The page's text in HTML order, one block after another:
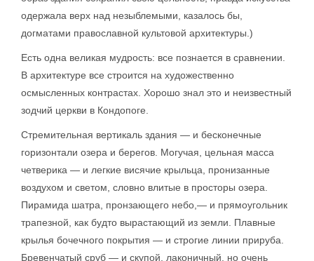
одержала верх над незыблемыми, казалось бы,
догматами православной культовой архитектуры.)
Есть одна великая мудрость: все познается в сравнении.
В архитектуре все строится на художественно
осмысленных контрастах. Хорошо знал это и неизвестный
зодчий церкви в Кондопоге.
Стремительная вертикаль здания — и бесконечные
горизонтали озера и берегов. Могучая, цельная масса
четверика — и легкие висячие крыльца, пронизанные
воздухом и светом, словно влитые в просторы озера.
Пирамида шатра, пронзающего небо,— и прямоугольник
трапезной, как будто вырастающий из земли. Плавные
крылья бочечного покрытия — и строгие линии прируба.
Бревенчатый сруб — и скупой, лаконичный, но очень